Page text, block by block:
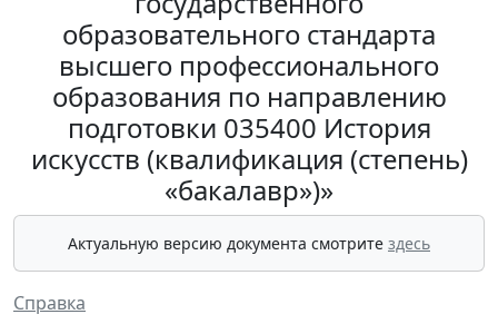
образовательного стандарта
высшего профессионального
образования по направлению
подготовки 035400 История
искусств (квалификация (степень)
«бакалавр»)»
Актуальную версию документа смотрите здесь
Справка